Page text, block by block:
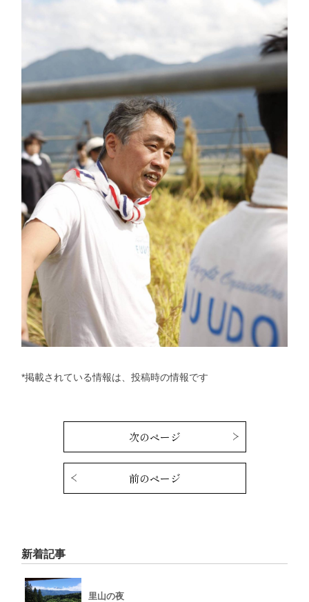
*掲載されている情報は、投稿時の情報です
次のページ
前のページ
新着記事
里山の夜